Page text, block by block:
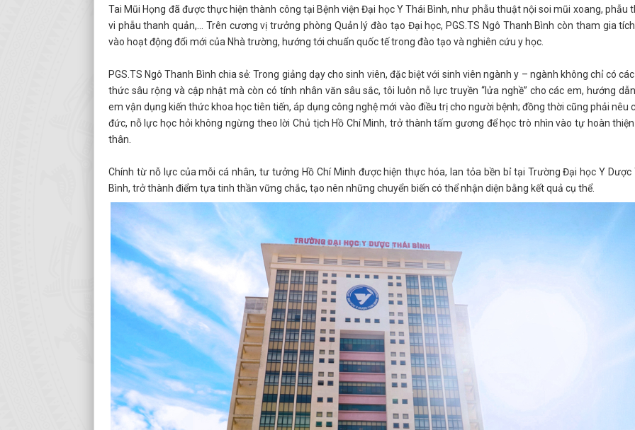
Tai Mũi Họng đã được thực hiện thành công tại Bệnh viện Đại học Y Thái Bình, như phẫu thuật nội soi mũi xoang, phẫu
vi phẫu thanh quản,… Trên cương vị trưởng phòng Quản lý đào tạo Đại học, PGS.TS Ngô Thanh Bình còn tham gia
vào hoạt động đổi mới của Nhà trường, hướng tới chuẩn quốc tế trong đào tạo và nghiên cứu y học.
PGS.TS Ngô Thanh Bình chia sẻ: Trong giảng dạy cho sinh viên, đặc biệt với sinh viên ngành y – ngành không chỉ có
thức sâu rộng và cập nhật mà còn có tính nhân văn sâu sắc, tôi luôn nỗ lực truyền “lửa nghề” cho các em, hướng
em vận dụng kiến thức khoa học tiên tiến, áp dụng công nghệ mới vào điều trị cho người bệnh; đồng thời cũng phải nêu
đức, nỗ lực học hỏi không ngừng theo lời Chủ tịch Hồ Chí Minh, trở thành tấm gương để học trò nhìn vào tự hoàn
thân.
Chính từ nỗ lực của mỗi cá nhân, tư tưởng Hồ Chí Minh được hiện thực hóa, lan tỏa bền bỉ tại Trường Đại học Y Dược
Bình, trở thành điểm tựa tinh thần vững chắc, tạo nên những chuyển biến có thể nhận diện bằng kết quả cụ thể.